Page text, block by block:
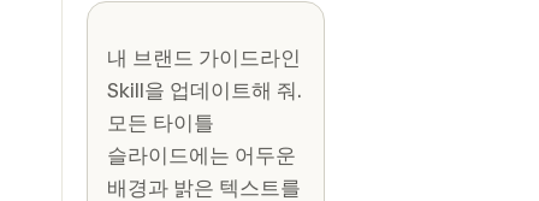
내 브랜드 가이드라인
Skill을 업데이트해 줘.
모든 타이틀
슬라이드에는 어두운
배경과 밝은 텍스트를